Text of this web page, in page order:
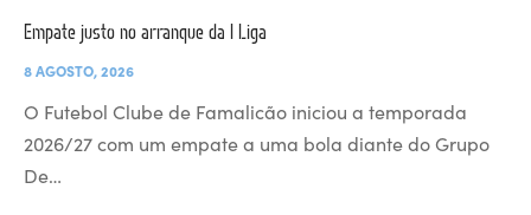
Empate justo no arranque da I Liga
8 AGOSTO, 2026
O Futebol Clube de Famalicão iniciou a temporada
2026/27 com um empate a uma bola diante do Grupo
De…